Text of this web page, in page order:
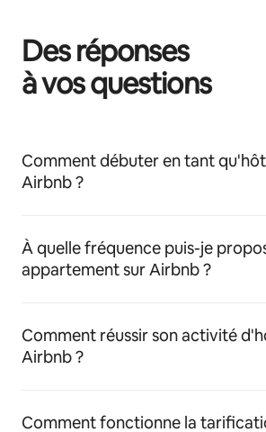
Des réponses
à vos questions
Comment débuter en tant
Airbnb ?
À quelle fréquence puis-je
appartement sur Airbnb ?
Comment réussir son activité
Airbnb ?
Comment fonctionne la